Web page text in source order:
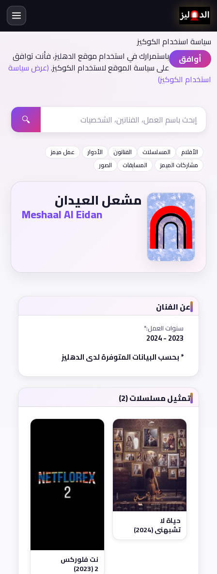
سياسة اسنخدام الكوكيز
أوافق
باستمرارك في استخدام موقع الدهليز، فأنت توافق
على سياسة الموقع لاستخدام الكوكيز.(عرض سياسة
استخدام الكوكيز)
🔍
الأفلام المسلسلات الفنانون الأدوار
عمل ميمز
مشاركات الميمز
المسابقات الصور
مشعل العيدان
Meshaal Al Eidan
عن الفنان
سنوات العمل:*
2023 - 2024
* بحسب البيانات المتوفرة لدى الدهليز
تمثيل مسلسلات (2)
حياة لا
تشبهني (2024)
نت فلوركس
2 (2023)